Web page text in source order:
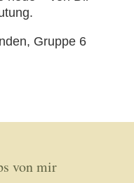
Gruppe 6
von mir